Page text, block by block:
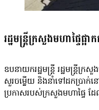
រដ្ឋមន្ត្រីក្រសួងមហាផ្ទៃ
ឧបនាយករដ្ឋមន្ត្រី រដ្ឋមន្ត្រី
សួរចម្លើយ និងនាំទៅដកប្រាក់ន
ប្រកាសរបស់ក្រសួងមហាផ្ទៃ ដែ